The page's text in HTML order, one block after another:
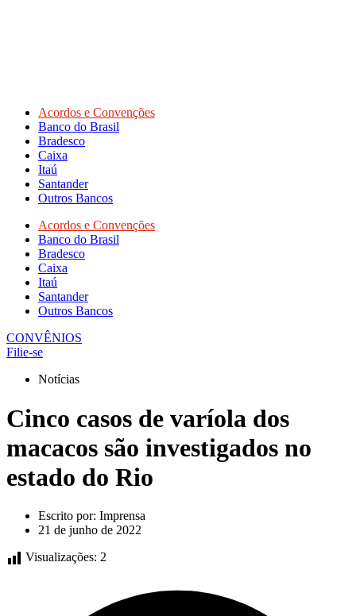
Acordos e Convenções
Banco do Brasil
Bradesco
Caixa
Itaú
Santander
Outros Bancos
Acordos e Convenções
Banco do Brasil
Bradesco
Caixa
Itaú
Santander
Outros Bancos
CONVÊNIOS
Filie-se
Notícias
Cinco casos de varíola dos
macacos são investigados no
estado do Rio
Escrito por: Imprensa
21 de junho de 2022
Visualizações: 2